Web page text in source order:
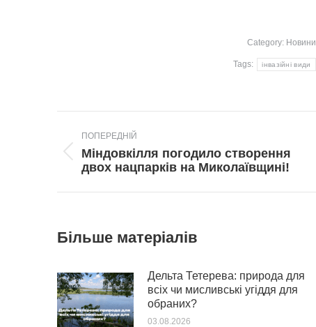
Category: Новини
Tags: інвазійні види
navigation
ПОПЕРЕДНІЙ
Попередній
пост:
Міндовкілля погодило створення
двох нацпарків на Миколаївщині!
Більше матеріалів
Дельта Тетерева: природа для
всіх чи мисливські угіддя для
обраних?
03.08.2026